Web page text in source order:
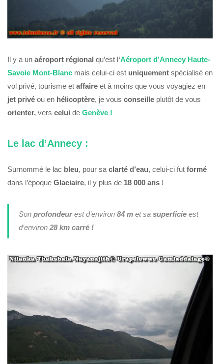
Il y a un aéroport régional qu’est l‘Aéroport d’Annecy Haute-
Savoie Mont-Blanc mais celui-ci est uniquement spécialisé en
vol privé, tourisme et affaire et à moins que vous voyagiez en
jet privé ou en hélicoptère, je vous conseille plutôt de vous
orienter, vers celui de Genève !
Le lac d’Annecy :
Surnommé le lac bleu, pour sa clarté d’eau, celui-ci fut formé
dans l’époque Glaciaire, il y plus de 18 000 ans !
Son profondeurest d’environ84 met sa superficieest
d’environ 28 km carré !